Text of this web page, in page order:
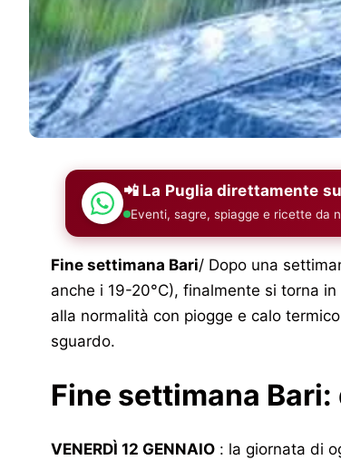
📲 La Puglia direttamente
Eventi, sagre, spiagge e ricette da
Fine settimana Bari/ Dopo una
anche i 19-20°C), finalmente si torna
alla normalità con piogge e calo
sguardo.
Fine settimana
VENERDÌ 12 GENNAIO : la giornata di